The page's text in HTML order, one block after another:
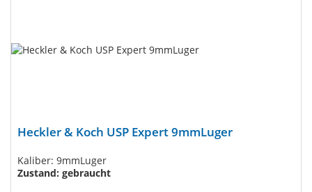
Heckler & Koch USP Expert 9mmLuger
Kaliber: 9mmLuger
Zustand: gebraucht